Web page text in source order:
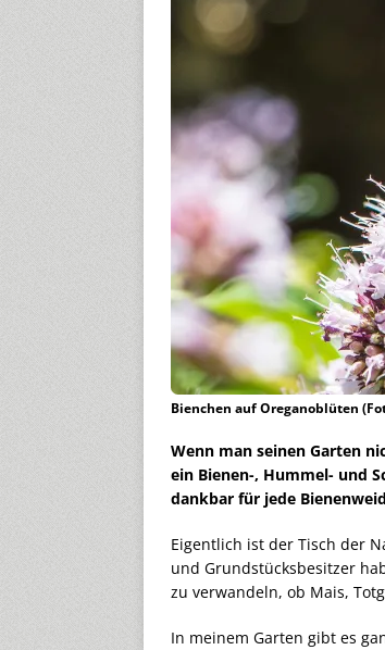
Bienchen auf Oreganoblüten
Wenn man seinen Garten
ein Bienen-, Hummel- und
dankbar für jede
Eigentlich ist der Tisch der
und Grundstücksbesitzer
zu verwandeln, ob Mais,
In meinem Garten gibt es